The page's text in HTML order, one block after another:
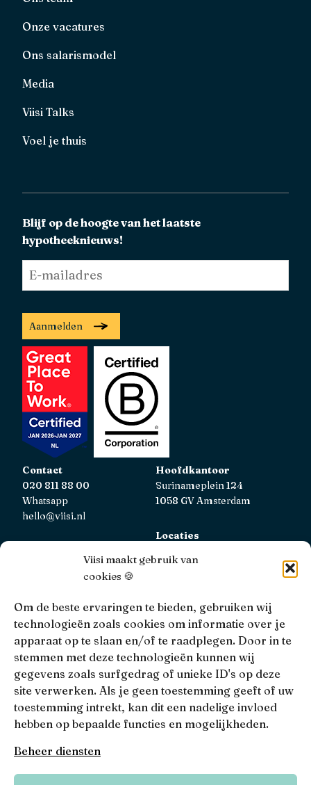
Viisi maakt gebruik van
cookies 🍪
Om de beste ervaringen te bieden, gebruiken wij
technologieën zoals cookies om informatie over je
apparaat op te slaan en/of te raadplegen. Door in te
stemmen met deze technologieën kunnen wij
gegevens zoals surfgedrag of unieke ID's op deze
site verwerken. Als je geen toestemming geeft of uw
toestemming intrekt, kan dit een nadelige invloed
hebben op bepaalde functies en mogelijkheden.
Beheer diensten
Onze vacatures
Ons salarismodel
Media
Viisi Talks
Voel je thuis
Blijf op de hoogte van het laatste
hypotheeknieuws!
E-
mailadres *
Aanmelden
Contact
020 811 88 00
Whatsapp
hello@viisi.nl
Hoofdkantoor
Surinameplein 124
1058 GV Amsterdam
Locaties
Viisi Hypotheken is geregistreerd bij de AFM.
Registratienummer: 12039833
KiFiD
Niet tevreden over onze interne klachtbehandeling, dan
kun je terecht bijKiFiD.
• 4.9 •
Viisi © 2026